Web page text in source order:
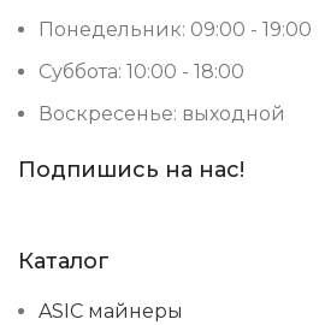
Понедельник: 09:00 - 19:00
Суббота: 10:00 - 18:00
Воскресенье: выходной
Подпишись на нас!
Каталог
ASIC майнеры